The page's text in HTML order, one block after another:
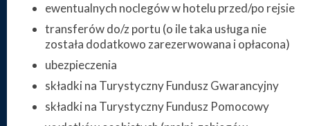
ewentualnych noclegów w hotelu przed/po rejsie
transferów do/z portu (o ile taka usługa nie
została dodatkowo zarezerwowana i opłacona)
ubezpieczenia
składki na Turystyczny Fundusz Gwarancyjny
składki na Turystyczny Fundusz Pomocowy